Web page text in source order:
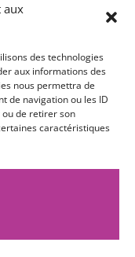
aux
des technologies
aux informations des
nous permettra de
de navigation ou les ID
ou de retirer son
caractéristiques
et horaires